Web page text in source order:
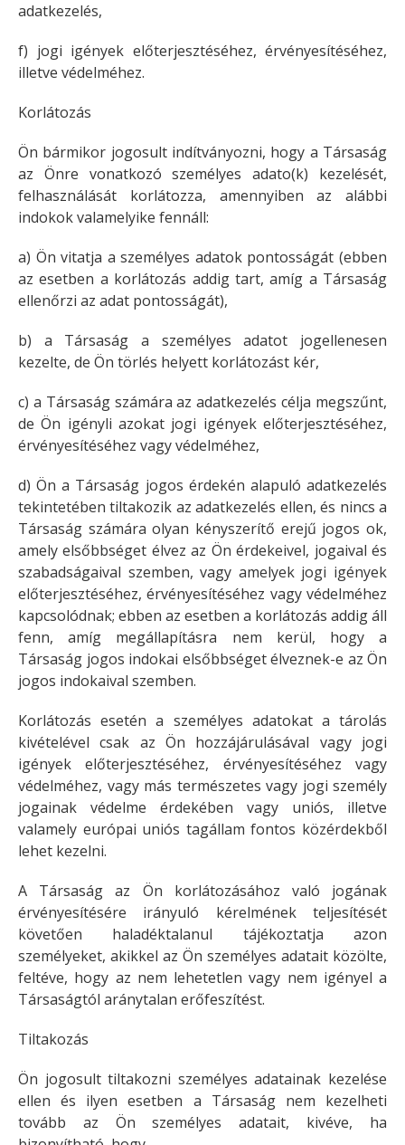
adatkezelés,
f) jogi igények előterjesztéséhez, érvényesítéséhez,
illetve védelméhez.
Korlátozás
Ön bármikor jogosult indítványozni, hogy a Társaság
az Önre vonatkozó személyes adato(k) kezelését,
felhasználását korlátozza, amennyiben az alábbi
indokok valamelyike fennáll:
a) Ön vitatja a személyes adatok pontosságát (ebben
az esetben a korlátozás addig tart, amíg a Társaság
ellenőrzi az adat pontosságát),
b) a Társaság a személyes adatot jogellenesen
kezelte, de Ön törlés helyett korlátozást kér,
c) a Társaság számára az adatkezelés célja megszűnt,
de Ön igényli azokat jogi igények előterjesztéséhez,
érvényesítéséhez vagy védelméhez,
d) Ön a Társaság jogos érdekén alapuló adatkezelés
tekintetében tiltakozik az adatkezelés ellen, és nincs a
Társaság számára olyan kényszerítő erejű jogos ok,
amely elsőbbséget élvez az Ön érdekeivel, jogaival és
szabadságaival szemben, vagy amelyek jogi igények
előterjesztéséhez, érvényesítéséhez vagy védelméhez
kapcsolódnak; ebben az esetben a korlátozás addig áll
fenn, amíg megállapításra nem kerül, hogy a
Társaság jogos indokai elsőbbséget élveznek-e az Ön
jogos indokaival szemben.
Korlátozás esetén a személyes adatokat a tárolás
kivételével csak az Ön hozzájárulásával vagy jogi
igények előterjesztéséhez, érvényesítéséhez vagy
védelméhez, vagy más természetes vagy jogi személy
jogainak védelme érdekében vagy uniós, illetve
valamely európai uniós tagállam fontos közérdekből
lehet kezelni.
A Társaság az Ön korlátozásához való jogának
érvényesítésére irányuló kérelmének teljesítését
követően haladéktalanul tájékoztatja azon
személyeket, akikkel az Ön személyes adatait közölte,
feltéve, hogy az nem lehetetlen vagy nem igényel a
Társaságtól aránytalan erőfeszítést.
Tiltakozás
Ön jogosult tiltakozni személyes adatainak kezelése
ellen és ilyen esetben a Társaság nem kezelheti
tovább az Ön személyes adatait, kivéve, ha